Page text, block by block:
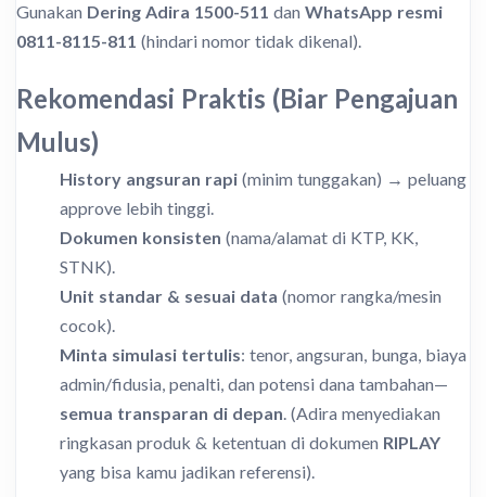
Gunakan Dering Adira 1500-511 dan WhatsApp resmi
0811-8115-811 (hindari nomor tidak dikenal).
Rekomendasi Praktis (Biar Pengajuan
Mulus)
History angsuran rapi (minim tunggakan) → peluang
approve lebih tinggi.
Dokumen konsisten (nama/alamat di KTP, KK,
STNK).
Unit standar & sesuai data (nomor rangka/mesin
cocok).
Minta simulasi tertulis: tenor, angsuran, bunga, biaya
admin/fidusia, penalti, dan potensi dana tambahan—
semua transparan di depan. (Adira menyediakan
ringkasan produk & ketentuan di dokumen RIPLAY
yang bisa kamu jadikan referensi).